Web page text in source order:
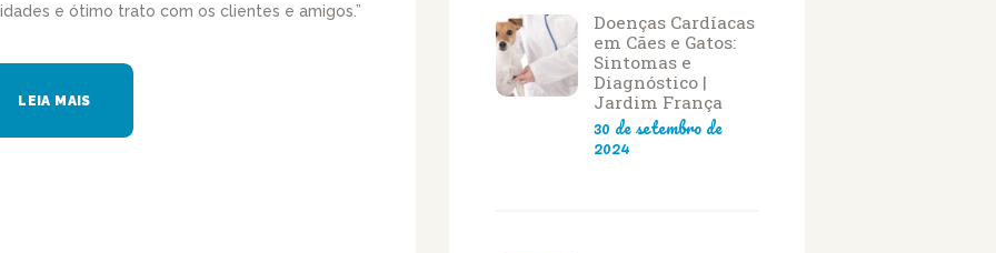
e ótimo trato com os clientes e amigos.”
LEIA MAIS
Doenças Cardíacas
em Cães e Gatos:
Sintomas e
Diagnóstico |
Jardim França
30 de setembro de
2024